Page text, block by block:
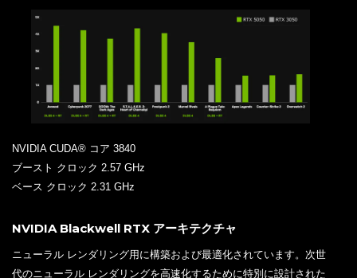
NVIDIA CUDA® コア 3840
ブースト クロック 2.57 GHz
ベース クロック 2.31 GHz
NVIDIA Blackwell RTX アーキテクチャ
ニューラル レンダリング用に構築および最適化されています。次世
代のニューラル レンダリングを高速化するために特別に設計された